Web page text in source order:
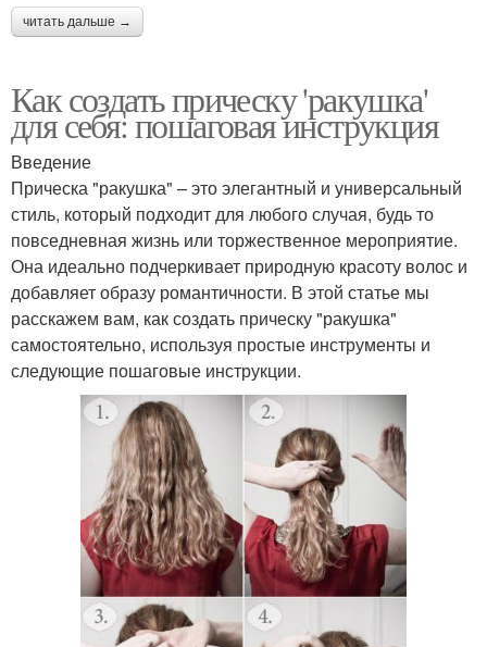
читать дальше →
Как создать прическу 'ракушка'
для себя: пошаговая инструкция
Введение
Прическа "ракушка" – это элегантный и универсальный
стиль, который подходит для любого случая, будь то
повседневная жизнь или торжественное мероприятие.
Она идеально подчеркивает природную красоту волос и
добавляет образу романтичности. В этой статье мы
расскажем вам, как создать прическу "ракушка"
самостоятельно, используя простые инструменты и
следующие пошаговые инструкции.